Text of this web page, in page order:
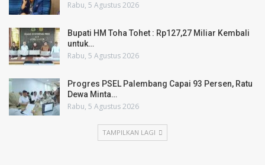
Rabu, 5 Agustus 2026
Bupati HM Toha Tohet : Rp127,27 Miliar Kembali
untuk…
Rabu, 5 Agustus 2026
Progres PSEL Palembang Capai 93 Persen, Ratu
Dewa Minta…
Rabu, 5 Agustus 2026
TAMPILKAN LAGI